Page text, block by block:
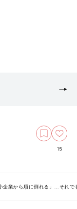
15
企業から順に倒れる」…それで